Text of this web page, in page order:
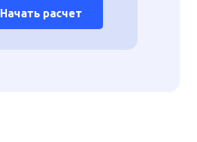
Начать расчет